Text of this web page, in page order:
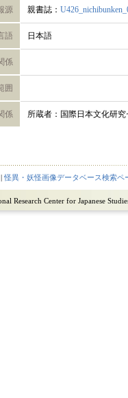
源 親書誌：
語 日本語
係
囲
係 所蔵者：国際日本文化研
|怪異・妖怪画像データベース検索ペ
Research Center for Japanese